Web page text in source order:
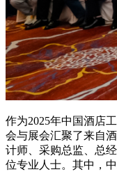
作为2025年中国酒店
会与展会汇聚了来自
计师、采购总监、总
位专业人士。其中，